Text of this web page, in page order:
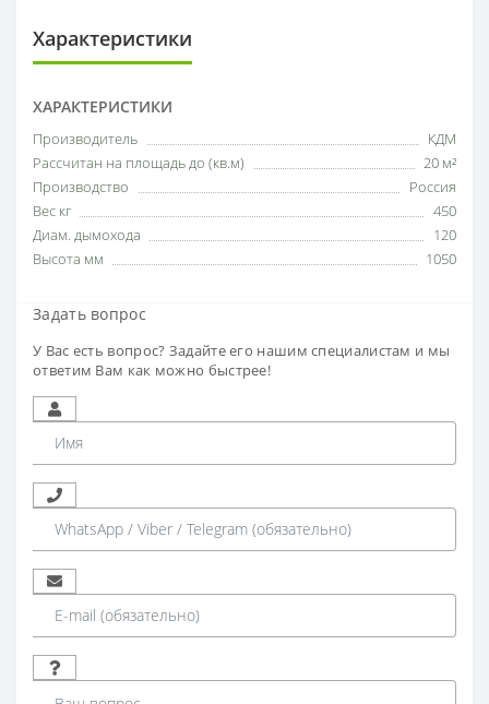
Характеристики
ХАРАКТЕРИСТИКИ
Производитель
КДМ
Рассчитан на площадь до (кв.м)
20 м²
Производство
Россия
Вес кг
450
Диам. дымохода
120
Высота мм
1050
Задать вопрос
У Вас есть вопрос? Задайте его нашим специалистам и мы
ответим Вам как можно быстрее!